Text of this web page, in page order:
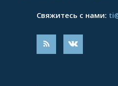
Свяжитесь с нами: